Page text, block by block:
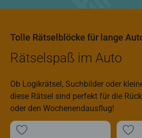
Tolle Rätselblöcke für lange
Rätselspaß im Auto
Ob Logikrätsel, Suchbilder oder
diese Rätsel sind perfekt für die
oder den Wochenendausflug!